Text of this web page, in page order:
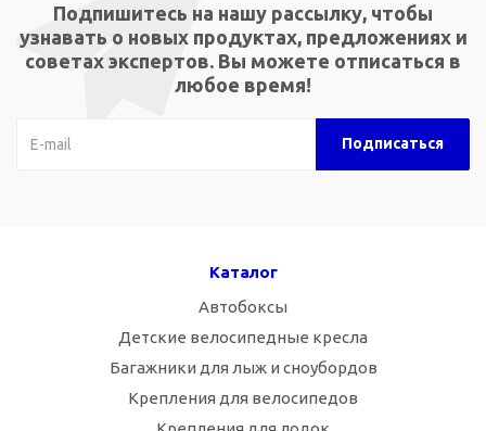
Подпишитесь на нашу рассылку, чтобы
узнавать о новых продуктах, предложениях и
советах экспертов. Вы можете отписаться в
любое время!
Каталог
Автобоксы
Детские велосипедные кресла
Багажники для лыж и сноубордов
Крепления для велосипедов